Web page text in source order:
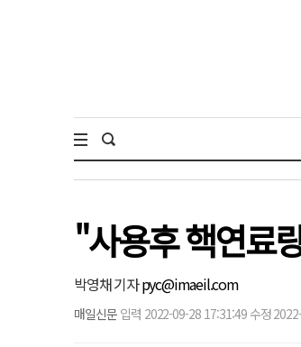
"사용후 핵연료
박영채 기자pyc@imaeil.com
매일신문 입력 2022-09-28 17:31:49 수정